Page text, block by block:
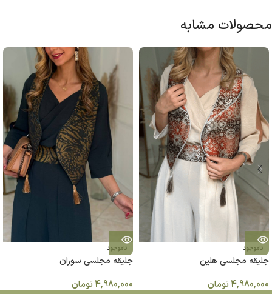
محصولات مشابه
ناموجود
جلیقه مجلسی هلین
4,980,000تومان
ناموجود
جليقه مجلسی سوران
4,980,000تومان